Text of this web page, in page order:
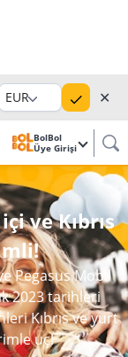
EUR ✕
BolBol
Üye Girişi
ve Kıbrıs
Pegasus Mobil
2023 tarihleri
Kıbrıs ve yurt
uç!